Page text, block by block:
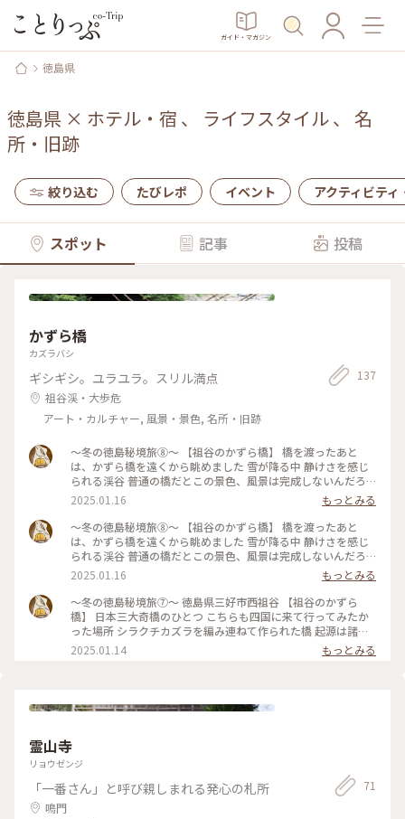
ガイド・マガジン
徳島県
徳島県 × ホテル・宿 、 ライフスタイル、 名
所・旧跡
絞り込む たびレポ イベント アクティビティ
スポット 記事 投稿
かずら橋
カズラバシ
ギシギシ。ユラユラ。スリル満点
祖谷渓・大歩危
アート・カルチャー, 風景・景色, 名所・旧跡
137
～冬の徳島秘境旅⑧～ 【祖谷のかずら橋】 橋を渡ったあと
は、かずら橋を遠くから眺めました 雪が降る中 静けさを感じ
られる渓谷 普通の橋だとこの景色、風景は完成しないんだろ
うなあ かずら橋だからこその味 #四国 #徳島 #三好 #祖谷 #祖
谷のかずら橋 #秘境旅 #雪 #日本三大奇橋 #日本三大秘境
2025.01.16
もっとみる
～冬の徳島秘境旅⑧～ 【祖谷のかずら橋】 橋を渡ったあと
は、かずら橋を遠くから眺めました 雪が降る中 静けさを感じ
られる渓谷 普通の橋だとこの景色、風景は完成しないんだろ
うなあ かずら橋だからこその味 #四国 #徳島 #三好 #祖谷 #祖
谷のかずら橋 #秘境旅 #雪 #日本三大奇橋 #日本三大秘境
2025.01.16
もっとみる
～冬の徳島秘境旅⑦～ 徳島県三好市西祖谷 【祖谷のかずら
橋】 日本三大奇橋のひとつ こちらも四国に来て行ってみたか
った場所 シラクチカズラを編み連ねて作られた橋 起源は諸説
あるそうですが、昔は生活道路として使われていた時代もある
ようです * 想像よりも大きく長い橋でした✨️ 現在は、3年に一
ました💦 ゆっくりとですがなんとか渡り切ることができまし
2025.01.14 もっとみる
霊山寺
リョウゼンジ
「一番さん」と呼び親しまれる発心の札所
鳴門
71